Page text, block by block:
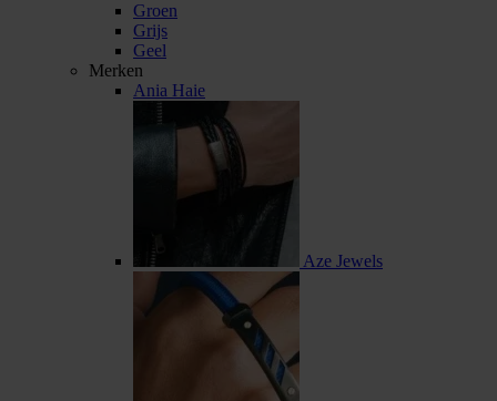
Groen
Grijs
Geel
Merken
Ania Haie
Aze Jewels